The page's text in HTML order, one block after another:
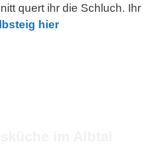
quert ihr die Schluch. Ihr
hier